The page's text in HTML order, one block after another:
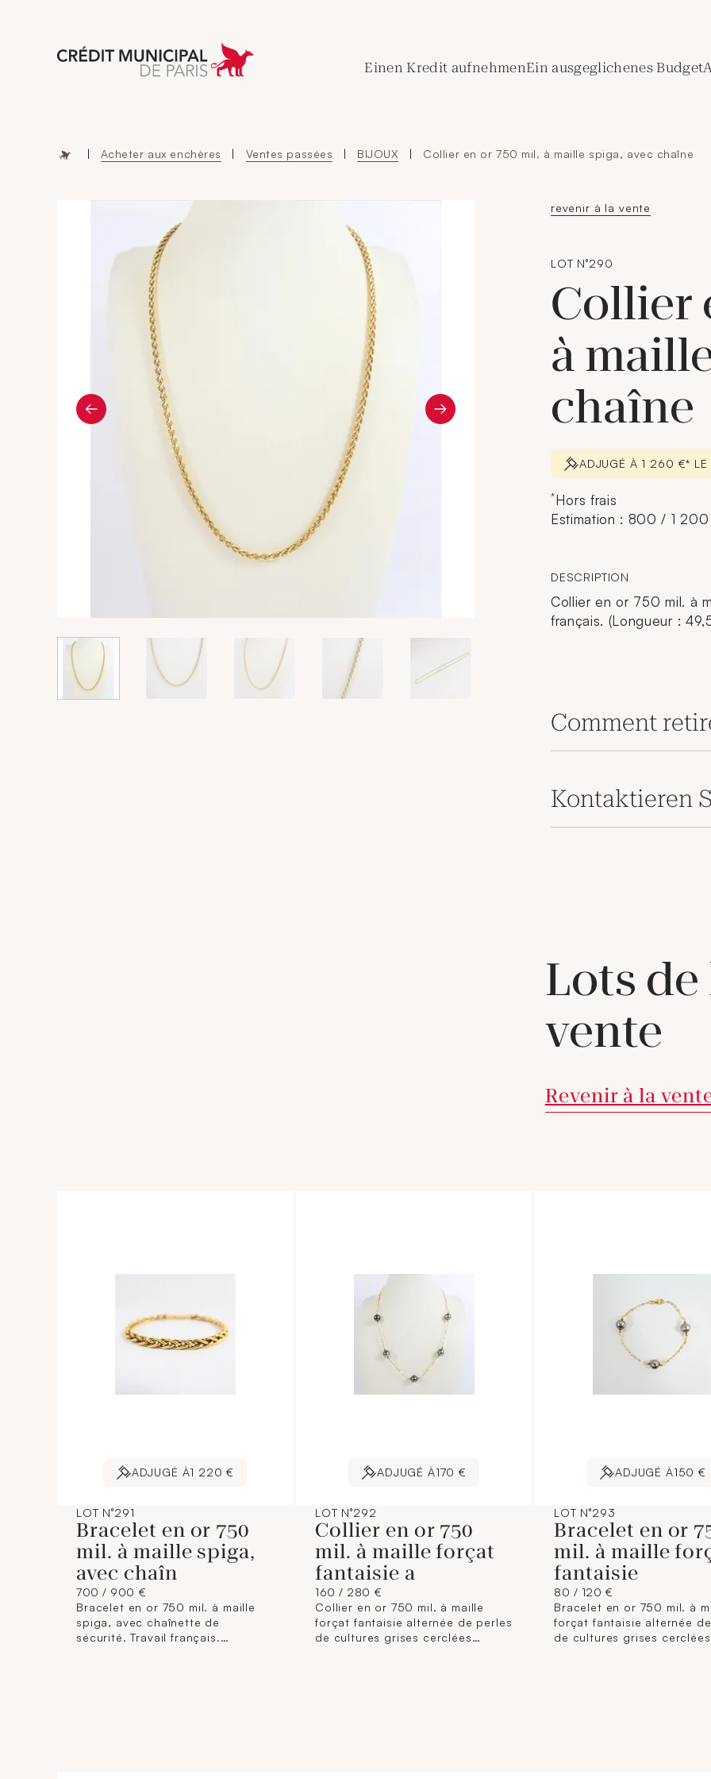
Aller à l'accueil de Crédit Municipal de Paris
Einen Kredit aufnehmenEin ausgeglichenes Budget
| Acheter aux enchères | Ventes passées | BIJOUX | Collier en or 750 mil. à maille spiga, avec chaîne
revenir à la vente
LOT N°290
Collier
à
chaîne
ADJUGÉ À 1 260 €*
*Hors frais
Estimation : 800 / 1
DESCRIPTION
Collier en or 750 mil. à
français. (Longueur :
Comment
Kontaktieren
Lots de
vente
Revenir à la
ADJUGÉ À1 220 €
LOT N°291
Bracelet en or 750
mil. à maille spiga,
avec chaîn
700 / 900 €
Bracelet en or 750 mil. à maille
spiga, avec chaînette de
sécurité. Travail français.
ADJUGÉ À170 €
LOT N°292
Collier en or 750
mil. à maille forçat
fantaisie a
160 / 280 €
Collier en or 750 mil. à maille
forçat fantaisie alternée de perles
de cultures grises cerclées
ADJUGÉ À150 €
LOT N°293
Bracelet en or
mil. à maille
fantaisie
80 / 120 €
Bracelet en or 750 mil. à
forçat fantaisie alternée
de cultures grises cerclées